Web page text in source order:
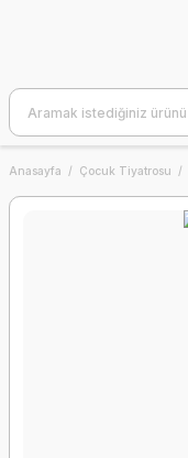
Anasayfa Çocuk Tiyatrosu